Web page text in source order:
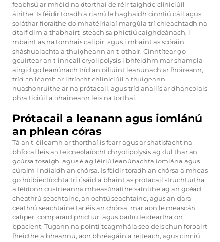
feabhsú ar mhéid na dtorthaí de réir taighde cliniciúil
áirithe. Is féidir toradh a rianú le haghaidh cinntiú cáil agus
soláthar fíoraithe do mhatéirialaí margúla trí chleachtadh na
dtaifidim a thabhairt isteach sa phictiú caighdeánach, i
mbaint as na tomhais calipir, agus i mbaint as scóráin
sháshualachta a thuigheann an t-othair. Cinntítear go
gcuirtear an t-inneall cryolipolysis i bhfeidhm mar shampla
airgid go leanúnach tríd an oiliúint leanúnach ar fhoireann,
tríd an léamh ar litríocht chliniciúil a thuigeann
nuashonruithe ar na prótacail, agus tríd anailís ar dhaneolais
phraiticiúil a bhaineann leis na torthaí.
Prótacail a leanann agus iomlánú
an phlean córas
Tá an t-éileamh ar thorthaí is fearr agus ar shatisfacht na
bhfocal leis an teicneolaíocht chryolipolysis ag dul thar an
gcúrsa tosaigh, agus é ag léiriú leanúnachta iomlána agus
cúraim i ndiaidh an chórsa. Is féidir toradh an chórsa a mheas
go hóibiectíochta trí úsáid a bhaint as prótacail struchtúrtha
a léiríonn cuairteanna mheasúnaithe sainithe ag an gcéad
cheathrú seachtaine, an ochtú seachtaine, agus an dara
ceathrú seachtaine tar éis an chórsa, mar aon le meascán
caliper, comparáid phictiúr, agus bailiú feideartha ón
bpacient. Tugann na pointí teagmhála seo deis chun forbairt
fheicthe a bheannú, aon bhréagáin a réiteach, agus cinniú